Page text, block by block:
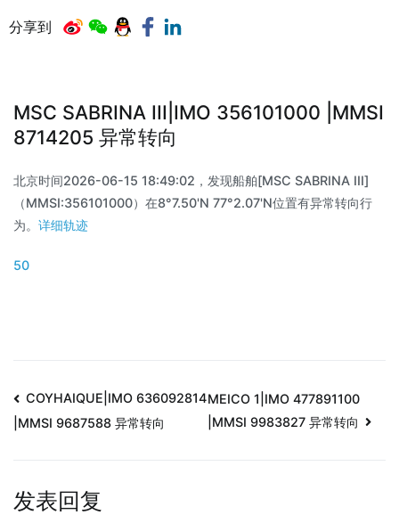
分享到
MSC SABRINA III|IMO 356101000 |MMSI
8714205 异常转向
北京时间2026-06-15 18:49:02，发现船舶[MSC SABRINA III]
（MMSI:356101000）在8°7.50'N 77°2.07'N位置有异常转向行
为。 详细轨迹
50
COYHAIQUE|IMO 636092814
|MMSI 9687588 异常转向
MEICO 1|IMO 477891100
|MMSI 9983827 异常转向
发表回复